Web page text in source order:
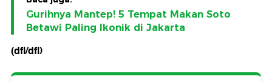
Gurihnya Mantep! 5 Tempat Makan Soto
Betawi Paling Ikonik di Jakarta
(dfl/dfl)